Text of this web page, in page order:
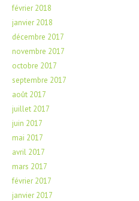
février 2018
janvier 2018
décembre 2017
novembre 2017
octobre 2017
septembre 2017
août 2017
juillet 2017
juin 2017
mai 2017
avril 2017
mars 2017
février 2017
janvier 2017